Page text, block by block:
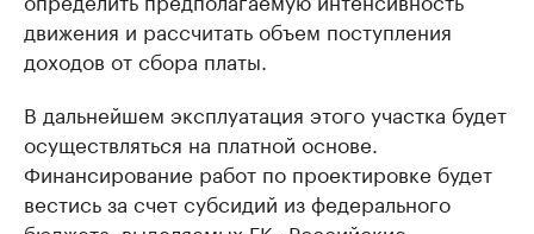
движения и рассчитать объем поступления
доходов от сбора платы.
В дальнейшем эксплуатация этого участка будет
осуществляться на платной основе.
Финансирование работ по проектировке будет
вестись за счет субсидий из федерального